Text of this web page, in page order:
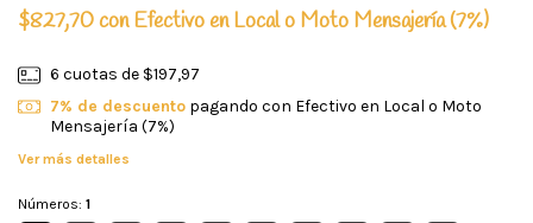
$827,70con Efectivo en Local o Moto Mensajería (7%)
6 cuotas de $197,97
7% de descuentopagando con Efectivo en Local o Moto
Mensajería (7%)
Ver más detalles
Números: 1